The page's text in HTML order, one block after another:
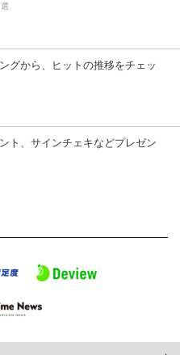
グから、ヒットの推移をチェッ
ト、サインチェキなどプレゼン